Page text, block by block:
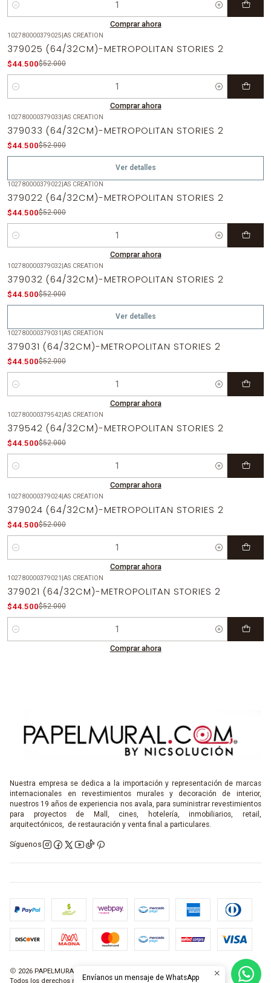
Cantidad
Comprar ahora
-14% OFF
102780000379025|AS CREATION
379025 (64/32CM)-METROPOLITAN STORIES 2
$44.500$52.000
Cantidad
Comprar ahora
-14% OFF
Agotado
102780000379033|AS CREATION
379033 (64/32CM)-METROPOLITAN STORIES 2
$44.500$52.000
Ver detalles
-14% OFF
102780000379022|AS CREATION
379022 (64/32CM)-METROPOLITAN STORIES 2
$44.500$52.000
Cantidad
Comprar ahora
-14% OFF
Agotado
102780000379032|AS CREATION
379032 (64/32CM)-METROPOLITAN STORIES 2
$44.500$52.000
Ver detalles
-14% OFF
102780000379031 |AS CREATION
379031 (64/32CM)-METROPOLITAN STORIES 2
$44.500$52.000
Cantidad
Comprar ahora
-14% OFF
102780000379542|AS CREATION
379542 (64/32CM)-METROPOLITAN STORIES 2
$44.500$52.000
Cantidad
Comprar ahora
-14% OFF
102780000379024|AS CREATION
379024 (64/32CM)-METROPOLITAN STORIES 2
$44.500$52.000
Cantidad
Comprar ahora
-14% OFF
102780000379021 |AS CREATION
379021 (64/32CM)-METROPOLITAN STORIES 2
$44.500$52.000
Cantidad
Comprar ahora
Nuestra empresa se dedica a la importación y representación de marcas
internacionales en revestimientos murales y decoración de interior,
nuestros 19 años de experiencia nos avala, para suministrar revestimientos
para proyectos de Mall, cines, hotelería, inmobiliarios, retail,
arquitectónicos, de restauración y venta final a particulares.
Síguenos
2026 PAPELMURAL.COM.
Todos los derechos reservados.Desarrollado por Jumpseller
Envíanos un mensaje de WhatsApp